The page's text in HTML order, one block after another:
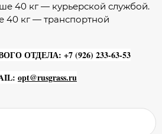
40 кг — курьерской службой.
40 кг — транспортной
ОТДЕЛА: +7 (926) 233-63-53
opt@rusgrass.ru